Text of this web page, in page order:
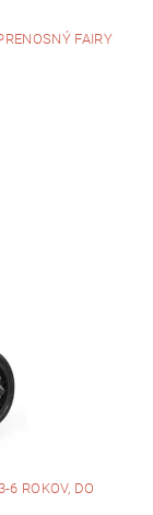
FAIRY
6 ROKOV, DO